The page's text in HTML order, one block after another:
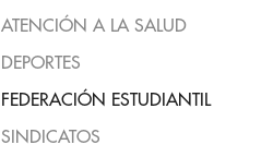
ATENCIÓN A LA SALUD
DEPORTES
FEDERACIÓN ESTUDIANTIL
SINDICATOS